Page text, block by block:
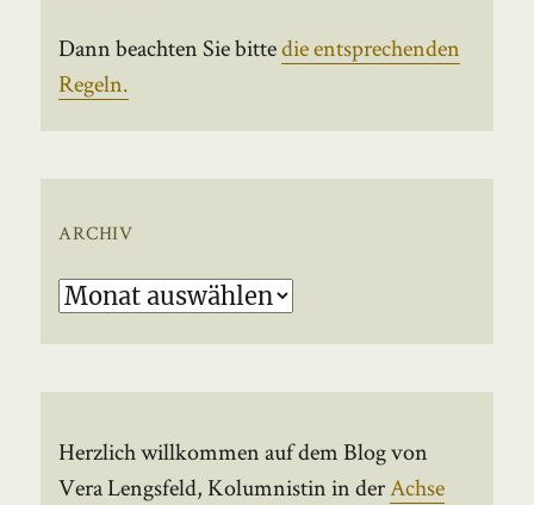
Dann beachten Sie bittedie entsprechenden
Regeln.
ARCHIV
Archiv
Herzlich willkommen auf dem Blog von
Vera Lengsfeld, Kolumnistin in derAchse